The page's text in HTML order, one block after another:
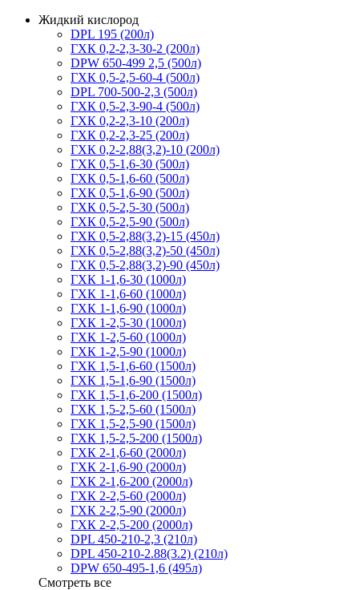
Жидкий кислород
DPL 195 (200л)
ГХК 0,2-2,3-30-2 (200л)
DPW 650-499 2,5 (500л)
ГХК 0,5-2,5-60-4 (500л)
DPL 700-500-2,3 (500л)
ГХК 0,5-2,3-90-4 (500л)
ГХК 0,2-2,3-10 (200л)
ГХК 0,2-2,3-25 (200л)
ГХК 0,2-2,88(3,2)-10 (200л)
ГХК 0,5-1,6-30 (500л)
ГХК 0,5-1,6-60 (500л)
ГХК 0,5-1,6-90 (500л)
ГХК 0,5-2,5-30 (500л)
ГХК 0,5-2,5-90 (500л)
ГХК 0,5-2,88(3,2)-15 (450л)
ГХК 0,5-2,88(3,2)-50 (450л)
ГХК 0,5-2,88(3,2)-90 (450л)
ГХК 1-1,6-30 (1000л)
ГХК 1-1,6-60 (1000л)
ГХК 1-1,6-90 (1000л)
ГХК 1-2,5-30 (1000л)
ГХК 1-2,5-60 (1000л)
ГХК 1-2,5-90 (1000л)
ГХК 1,5-1,6-60 (1500л)
ГХК 1,5-1,6-90 (1500л)
ГХК 1,5-1,6-200 (1500л)
ГХК 1,5-2,5-60 (1500л)
ГХК 1,5-2,5-90 (1500л)
ГХК 1,5-2,5-200 (1500л)
ГХК 2-1,6-60 (2000л)
ГХК 2-1,6-90 (2000л)
ГХК 2-1,6-200 (2000л)
ГХК 2-2,5-60 (2000л)
ГХК 2-2,5-90 (2000л)
ГХК 2-2,5-200 (2000л)
DPL 450-210-2,3 (210л)
DPL 450-210-2.88(3.2) (210л)
DPW 650-495-1,6 (495л)
Смотреть все